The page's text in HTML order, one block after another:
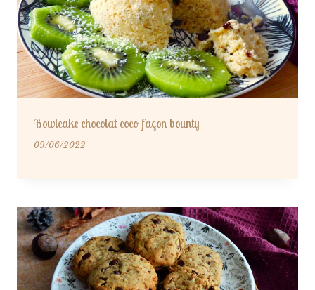
Bowlcake chocolat coco façon bounty
09/06/2022